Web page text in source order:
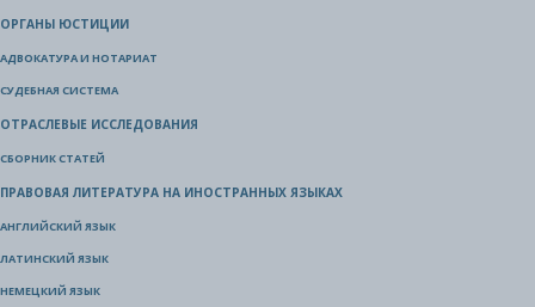
ОРГАНЫ ЮСТИЦИИ
АДВОКАТУРА И НОТАРИАТ
СУДЕБНАЯ СИСТЕМА
ОТРАСЛЕВЫЕ ИССЛЕДОВАНИЯ
СБОРНИК СТАТЕЙ
ПРАВОВАЯ ЛИТЕРАТУРА НА ИНОСТРАННЫХ ЯЗЫКАХ
АНГЛИЙСКИЙ ЯЗЫК
ЛАТИНСКИЙ ЯЗЫК
НЕМЕЦКИЙ ЯЗЫК